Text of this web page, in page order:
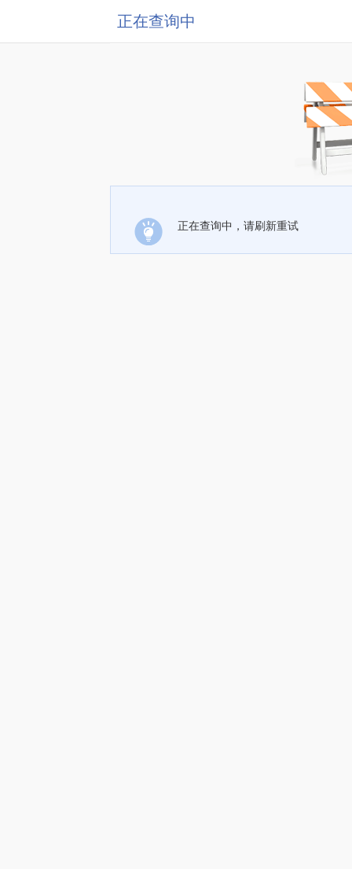
正在查询中
正在查询中，请刷新重试